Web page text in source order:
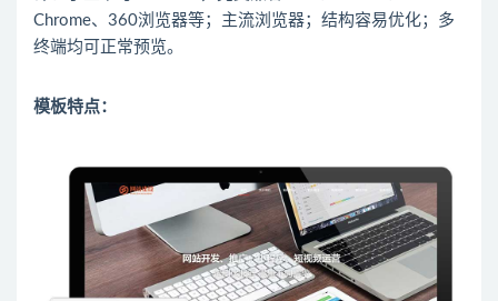
Chrome、360浏览器等；主流浏览器；结构容易优化；多
终端均可正常预览。
模板特点：